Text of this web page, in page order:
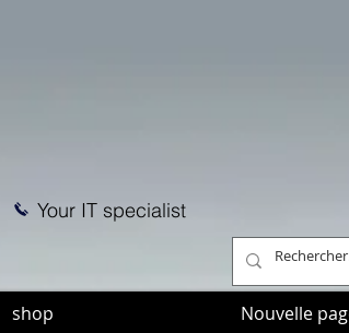
Your IT specialist
shop Nouvelle